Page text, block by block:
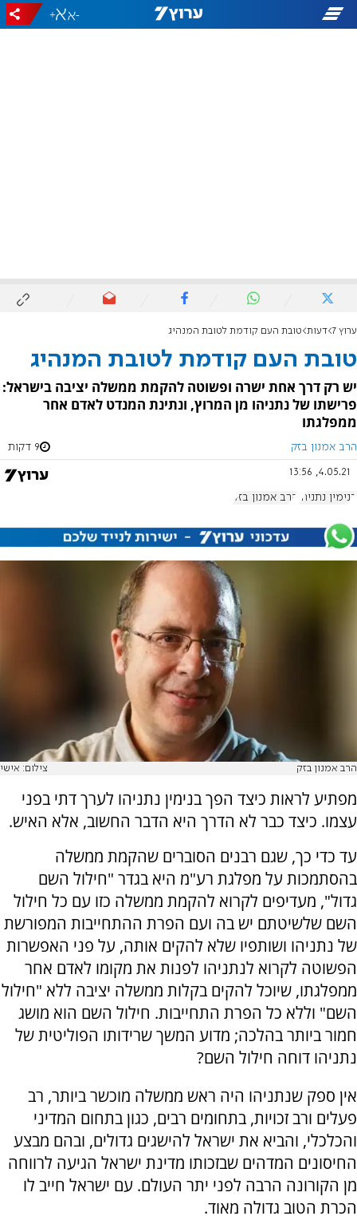
-
+
ערוץ 7 דעות טובת העם קודמת לטובת המנהיג
טובת העם קודמת לטובת המנהיג
יש רק דרך אחת ישרה ופשוטה להקמת ממשלה יציבה בישראל:
פרישתו של נתניהו מן המרוץ, ונתינת המנדט לאדם אחר
ממפלגתו
הרב אמנון בזק 9 דקות
4.05.21, 13:56
בנימין נתניהו הרב אמנון בזק
הרב אמנון בזק צילום: אישי
מפתיע לראות כיצד הפך בנימין נתניהו לערך דתי בפני
עצמו. כיצד כבר לא הדרך היא הדבר החשוב, אלא האיש.
עד כדי כך, שגם רבנים הסוברים שהקמת ממשלה
בהסתמכות על מפלגת רע"מ היא בגדר "חילול השם
גדול", מעדיפים לקרוא להקמת ממשלה כזו עם כל חילול
השם שלשיטתם יש בה ועם הפרת ההתחייבות המפורשת
של נתניהו ושותפיו שלא להקים אותה, על פני האפשרות
הפשוטה לקרוא לנתניהו לפנות את מקומו לאדם אחר
ממפלגתו, שיוכל להקים בקלות ממשלה יציבה ללא "חילול
השם" וללא כל הפרת התחייבות. חילול השם הוא מושג
חמור ביותר בהלכה; מדוע המשך שרידותו הפוליטית של
נתניהו דוחה חילול השם?
אין ספק שנתניהו היה ראש ממשלה מוכשר ביותר, רב
פעלים ורב זכויות, בתחומים רבים, כגון בתחום המדיני
והכלכלי, והביא את ישראל להישגים גדולים, ובהם מבצע
החיסונים המדהים שבזכותו מדינת ישראל הגיעה לרווחה
מן הקורונה הרבה לפני יתר העולם. עם ישראל חייב לו
הכרת הטוב גדולה מאוד.